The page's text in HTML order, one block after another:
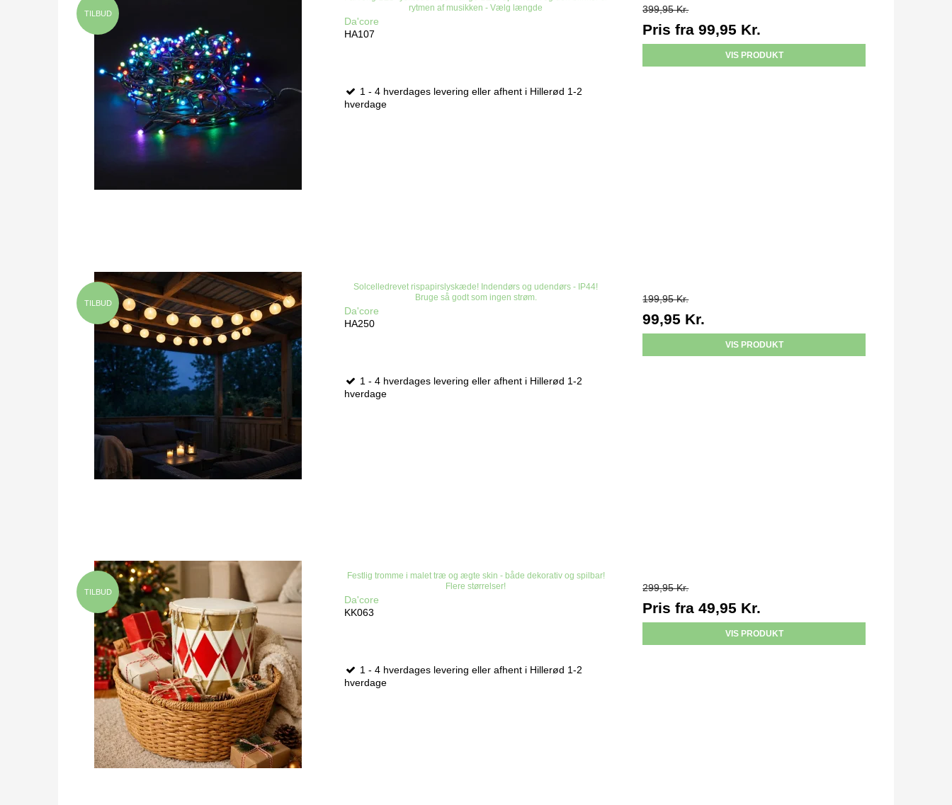
TILBUD
rytmen af musikken - Vælg længde
Da'core
HA107
1 - 4 hverdages levering eller afhent i Hillerød 1-2
hverdage
399,95 Kr.
Pris fra99,95 Kr.
VIS PRODUKT
TILBUD
Solcelledrevet rispapirslyskæde! Indendørs og udendørs - IP44!
Bruge så godt som ingen strøm.
Da'core
HA250
1 - 4 hverdages levering eller afhent i Hillerød 1-2
hverdage
199,95 Kr.
99,95 Kr.
VIS PRODUKT
TILBUD
Festlig tromme i malet træ og ægte skin - både dekorativ og spilbar!
Flere størrelser!
Da'core
KK063
1 - 4 hverdages levering eller afhent i Hillerød 1-2
hverdage
299,95 Kr.
Pris fra49,95 Kr.
VIS PRODUKT